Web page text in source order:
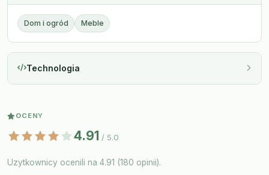
Dom i ogród Meble
Technologia
OCENY
4.91 / 5.0
Uzytkownicy ocenili na 4.91 (180 opinii).